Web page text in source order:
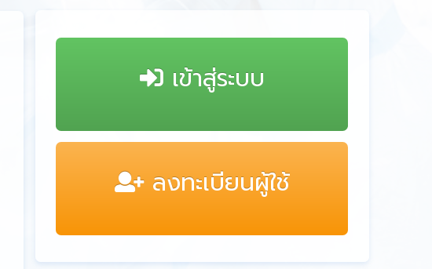
เข้าสู่ระบบ
ลงทะเบียนผู้ใช้